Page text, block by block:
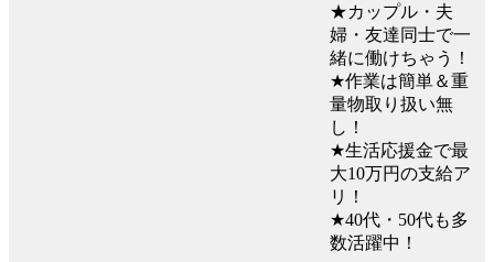
★カップル・夫
婦・友達同士で一
緒に働けちゃう！
★作業は簡単＆重
量物取り扱い無
し！
★生活応援金で最
大10万円の支給ア
リ！
★40代・50代も多
数活躍中！